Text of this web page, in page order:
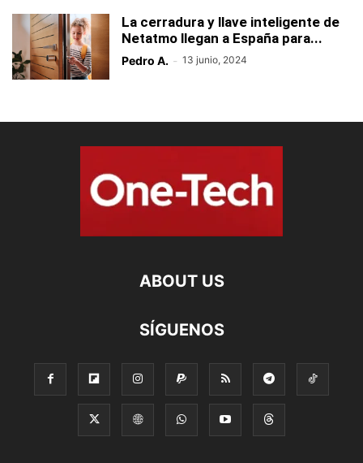
La cerradura y llave inteligente de
Netatmo llegan a España para...
Pedro A. - 13 junio, 2024
ABOUT US
SÍGUENOS